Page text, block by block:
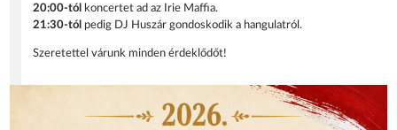
20:00-tól
koncertet ad az Irie Maffia.
21:30-tól pedig DJ Huszár gondoskodik a hangulatról.
Szeretettel várunk minden érdeklődőt!